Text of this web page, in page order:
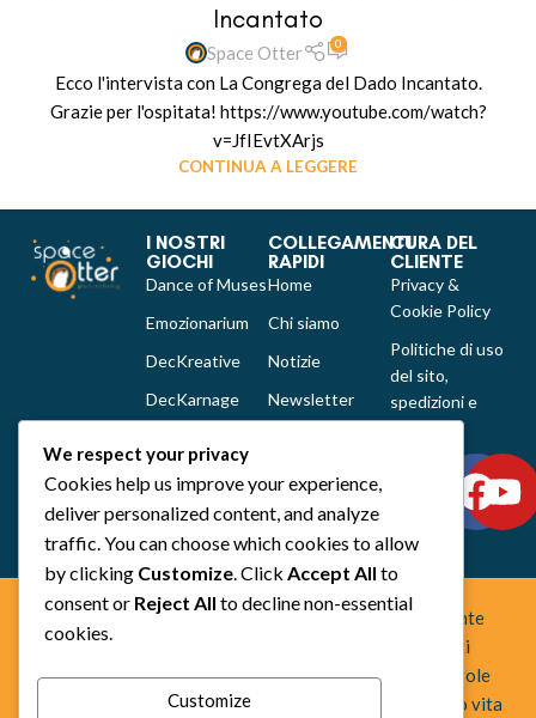
Incantato
Space Otter 0
Ecco l'intervista con La Congrega del Dado Incantato.
Grazie per l'ospitata! https://www.youtube.com/watch?
v=JfIEvtXArjs
CONTINUA A LEGGERE
I NOSTRI
GIOCHI
Dance of Muses
Emozionarium
DecKreative
DecKarnage
Out of the box
Tutti i prodotti
COLLEGAMENTI
RAPIDI
Home
Chi siamo
Notizie
Newsletter
CURA DEL
CLIENTE
Privacy &
Cookie Policy
Politiche di uso
del sito,
spedizioni e
reclami
Space Otter Publishing è uno studio creativo indipendente
fondato nel 2022 che realizza giochi da tavolo e fumetti
fuori dagli schemi. Creiamo esperienze che uniscono regole
chiare, idee originali e una forte identità artistica, dando vita
We respect your privacy
Cookies help us improve your experience,
deliver personalized content, and analyze
traffic. You can choose which cookies to allow
by clicking Customize. Click Accept All to
consent or Reject All to decline non-essential
cookies.
Customize